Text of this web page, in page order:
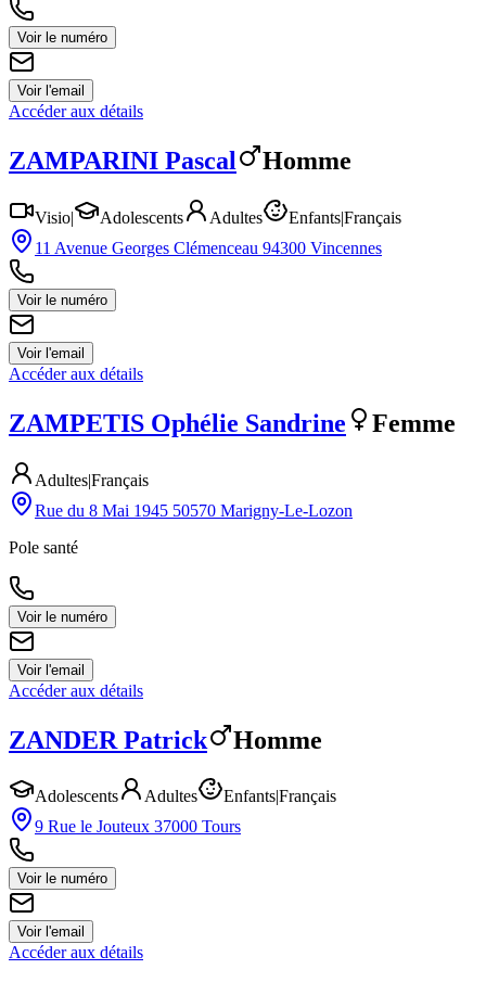
Voir le numéro
Voir l'email
Accéder aux détails
ZAMPARINI Pascal Homme
Visio| Adolescents Adultes Enfants|Français
11 Avenue Georges Clémenceau 94300 Vincennes
Voir le numéro
Voir l'email
Accéder aux détails
ZAMPETIS Ophélie Sandrine Femme
Adultes|Français
Rue du 8 Mai 1945 50570 Marigny-Le-Lozon
Pole santé
Voir le numéro
Voir l'email
Accéder aux détails
ZANDER Patrick Homme
Adolescents Adultes Enfants|Français
9 Rue le Jouteux 37000 Tours
Voir le numéro
Voir l'email
Accéder aux détails